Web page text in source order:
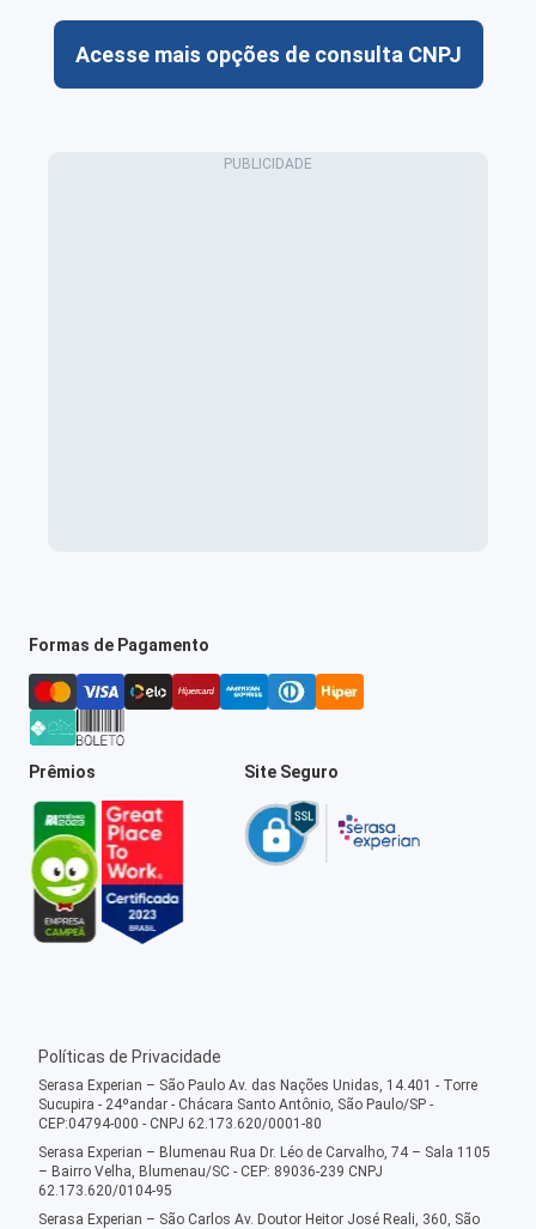
Acesse mais opções de consulta CNPJ
Formas de Pagamento
Prêmios Site Seguro
Políticas de Privacidade
Serasa Experian – São Paulo Av. das Nações Unidas, 14.401 - Torre
Sucupira - 24ºandar - Chácara Santo Antônio, São Paulo/SP -
CEP:04794-000 - CNPJ 62.173.620/0001-80
Serasa Experian – Blumenau Rua Dr. Léo de Carvalho, 74 – Sala 1105
– Bairro Velha, Blumenau/SC - CEP: 89036-239 CNPJ
62.173.620/0104-95
Serasa Experian – São Carlos Av. Doutor Heitor José Reali, 360, São